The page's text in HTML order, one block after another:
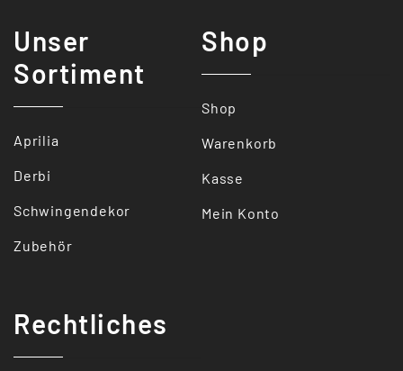
Unser
Sortiment
Aprilia
Derbi
Schwingendekor
Zubehör
Shop
Shop
Warenkorb
Kasse
Mein Konto
Rechtliches